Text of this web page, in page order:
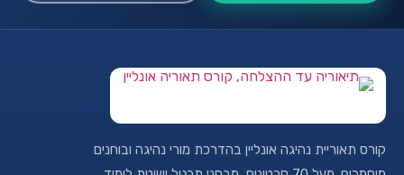
תאוריית נהיגה אונליין בהדרכת מורי נהיגה ובוחנים